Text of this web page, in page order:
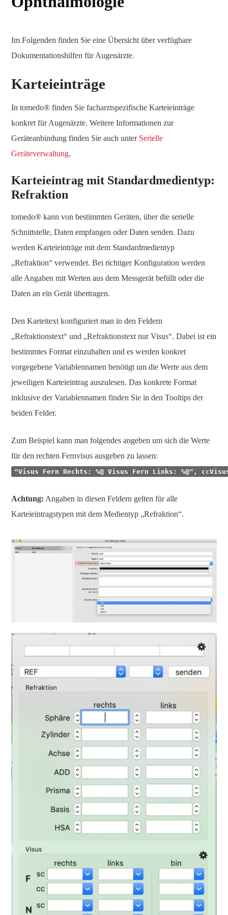
Im Folgenden finden Sie eine Übersicht über verfügbare
Dokumentationshilfen für Augenärzte.
Karteieinträge
In tomedo® finden Sie facharztspezifische Karteieinträge
konkret für Augenärzte. Weitere Informationen zur
Geräteanbindung finden Sie auch unter Serielle
Geräteverwaltung.
Karteieintrag mit Standardmedientyp:
Refraktion
tomedo® kann von bestimmten Geräten, über die serielle
Schnittstelle, Daten empfangen oder Daten senden. Dazu
werden Karteieinträge mit dem Standardmedientyp
„Refraktion“ verwendet. Bei richtiger Konfiguration werden
alle Angaben mit Werten aus dem Messgerät befüllt oder die
Daten an ein Gerät übertragen.
Den Karteitext konfiguriert man in den Feldern
„Refraktionstext“ und „Refraktionstext nur Visus“. Dabei ist ein
bestimmtes Format einzuhalten und es werden konkret
vorgegebene Variablennamen benötigt um die Werte aus dem
jeweiligen Karteieintrag auszulesen. Das konkrete Format
inklusive der Variablennamen finden Sie in den Tooltips der
beiden Felder.
Zum Beispiel kann man folgendes angeben um sich die Werte
für den rechten Fernvisus ausgeben zu lassen:
"Visus Fern Rechts: %@ Visus Fern Links: %@",
Achtung: Angaben in diesen Feldern gelten für alle
Karteieintragstypen mit dem Medientyp „Refraktion“.